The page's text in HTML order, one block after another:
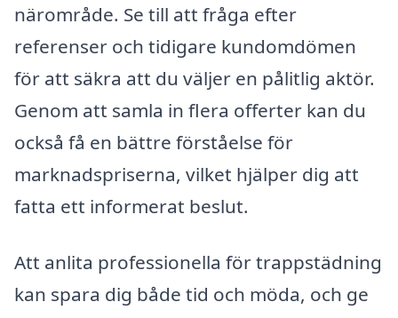
närområde. Se till att fråga efter
referenser och tidigare kundomdömen
för att säkra att du väljer en pålitlig aktör.
Genom att samla in flera offerter kan du
också få en bättre förståelse för
marknadspriserna, vilket hjälper dig att
fatta ett informerat beslut.
Att anlita professionella för trappstädning
kan spara dig både tid och möda, och ge